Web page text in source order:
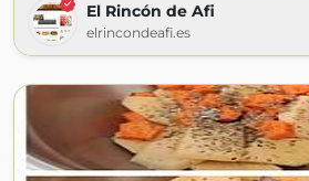
El Rincón de Afi
elrincondeafi.es